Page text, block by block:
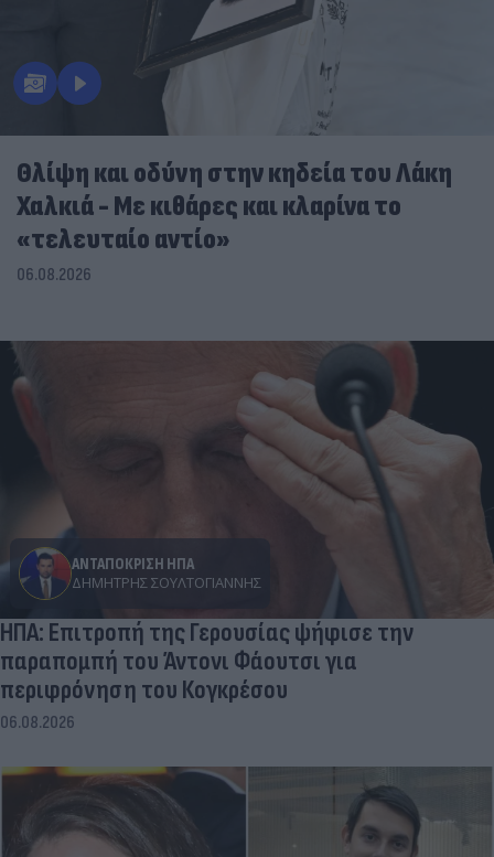
Θλίψη και οδύνη στην κηδεία του Λάκη
Χαλκιά - Με κιθάρες και κλαρίνα το
«τελευταίο αντίο»
06.08.2026
ΑΝΤΑΠΟΚΡΙΣΗ ΗΠΑ
ΔΗΜΉΤΡΗΣ ΣΟΥΛΤΟΓΙΆΝΝΗΣ
ΗΠΑ: Επιτροπή της Γερουσίας ψήφισε την
παραπομπή του Άντονι Φάουτσι για
περιφρόνηση του Κογκρέσου
06.08.2026